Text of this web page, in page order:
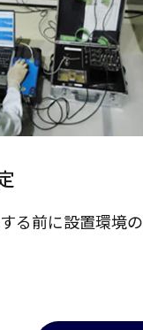
る前に設置環境の